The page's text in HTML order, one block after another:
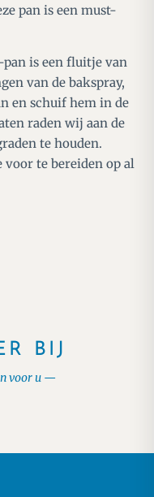
pan is een must-
is een fluitje van
van de bakspray,
en schuif hem in de
raden wij aan de
te houden.
voor te bereiden op al
BIJ
voor u